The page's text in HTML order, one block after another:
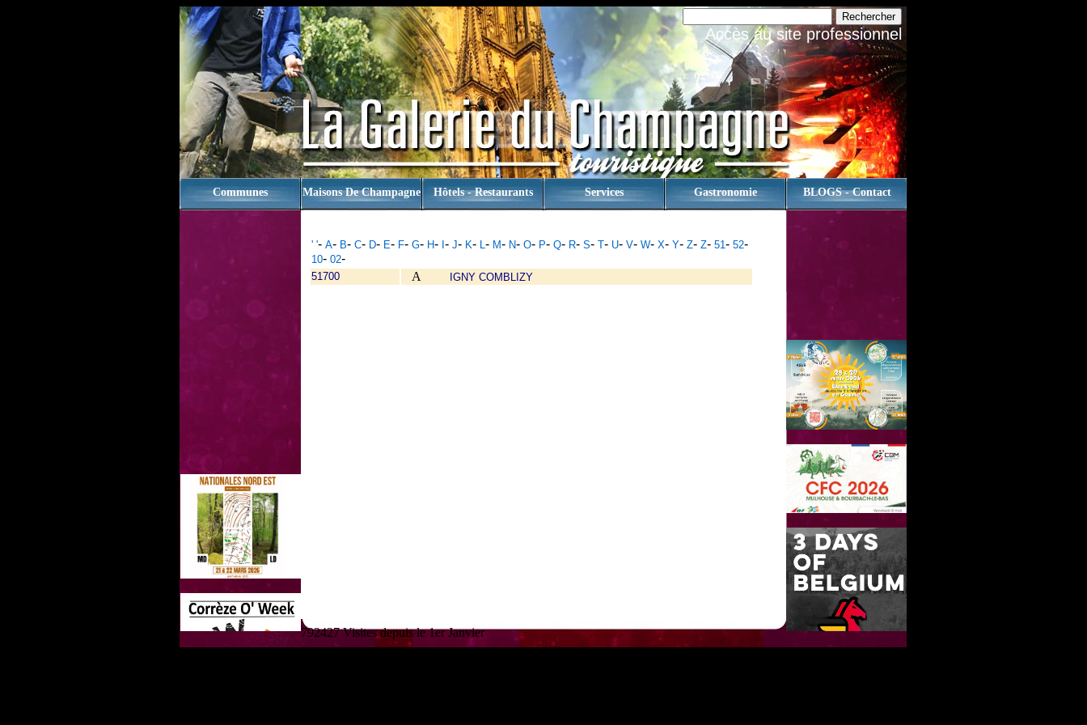
Accès au site professionnel
Communes Maisons De Champagne Hôtels - Restaurants Services Gastronomie BLOGS - Contact
' '- A- B- C- D- E- F- G- H- - J- K- L- M- N- O- P- Q- R- S- T- U- V- W- X- Y- Z- Z- 51- 52-
10- 02-
51700 A IGNY COMBLIZY
792427 Visites depuis le 1er Janvier